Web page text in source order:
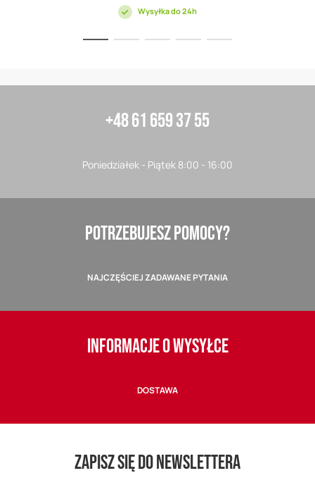
Wysyłka do 24h
+48 61 659 37 55
Poniedziałek - Piątek 8:00 - 16:00
POTRZEBUJESZ POMOCY?
NAJCZĘŚCIEJ ZADAWANE PYTANIA
INFORMACJE O WYSYŁCE
DOSTAWA
ZAPISZ SIĘ DO NEWSLETTERA